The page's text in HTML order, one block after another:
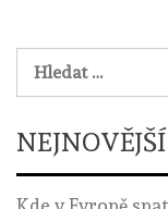
Vyhledávání